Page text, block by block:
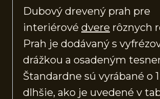
Dubový drevený prah pre
interiérové dvere rôznych
Prah je dodávaný s
drážkou a osadeným
Štandardne sú vyrábané o 1
dlhšie, ako je uvedené v